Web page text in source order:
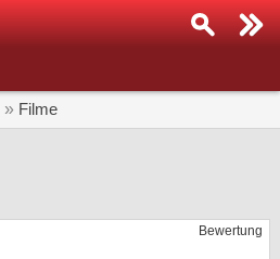
» Filme
Bewertung
Serie suchen...
SERIEN